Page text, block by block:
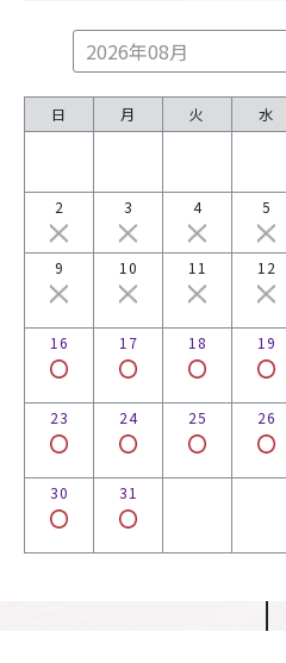
日 月 火 水
2 3 4 5
9 10 11 12
16 17 18 19
23 24 25 26
30 31